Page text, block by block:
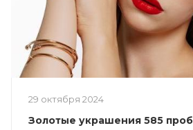
29 октября 2024
Золотые украшения 585